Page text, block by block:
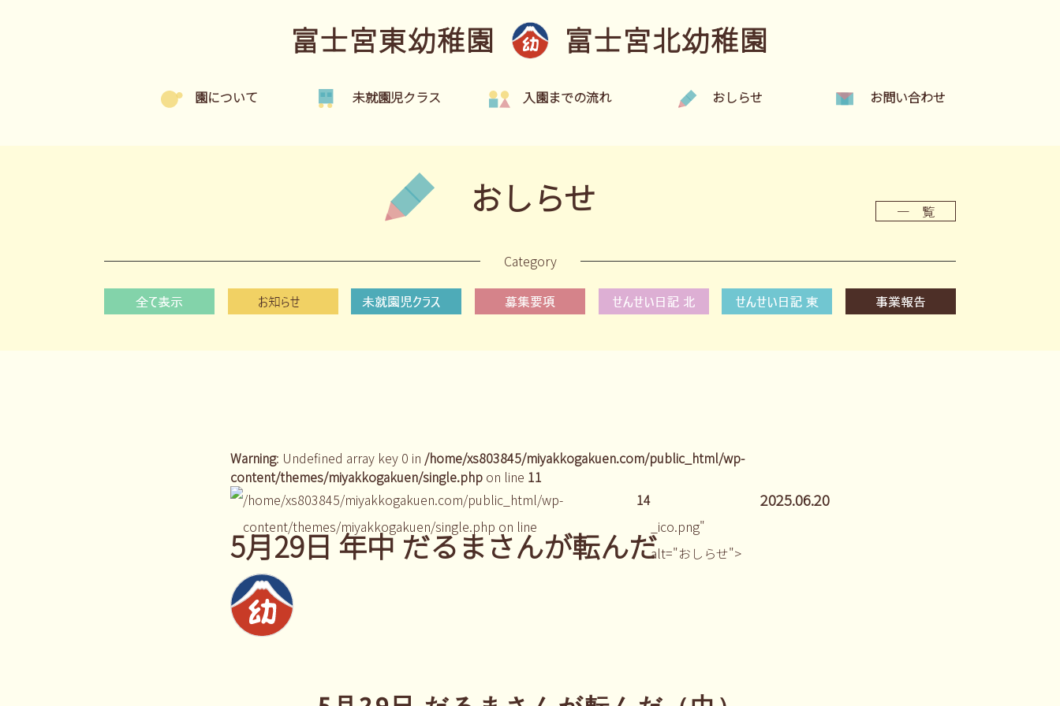
富士宮東幼稚園 富士宮北幼稚園
園について 未就園児クラス 入園までの流れ おしらせ お問い合わせ
おしらせ 一 覧
Category
Warning: Undefined array key 0 in /home/xs803845/miyakkogakuen.com/public_html/wp-
content/themes/miyakkogakuen/single.php on line 11
/home/xs803845/miyakkogakuen.com/public_html/wp-
content/themes/miyakkogakuen/single.php on line
14
_ico.png"
alt="おしらせ">
2025.06.20
5月29日 年中 だるまさんが転んだ